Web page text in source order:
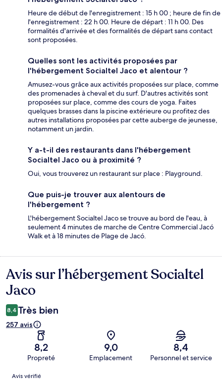
Heure de début de l'enregistrement : 15 h 00 ; heure de fin de
l'enregistrement : 22 h 00. Heure de départ : 11 h 00. Des
formalités d'arrivée et des formalités de départ sans contact
sont proposées.
Quelles sont les activités proposées par
l'hébergement Socialtel Jaco et alentour ?
Amusez-vous grâce aux activités proposées sur place, comme
des promenades à cheval et du surf. D'autres activités sont
proposées sur place, comme des cours de yoga. Faites
quelques brasses dans la piscine extérieure ou profitez des
autres installations proposées par cette auberge de jeunesse,
notamment un jardin.
Y a-t-il des restaurants dans l'hébergement
Socialtel Jaco ou à proximité ?
Oui, vous trouverez un restaurant sur place : Playground.
Que puis-je trouver aux alentours de
l'hébergement ?
L'hébergement Socialtel Jaco se trouve au bord de l'eau, à
seulement 4 minutes de marche de Centre Commercial Jacó
Walk et à 18 minutes de Plage de Jacó.
Avis
Avis sur l’hébergement Socialtel
Jaco
8,4 Très bien
257 avis
8,2
Propreté
9,0
Emplacement
8,4
Personnel et service
Avis
Avis vérifié